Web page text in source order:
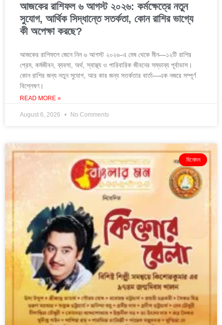
আজকের রাশিফল ৬ আগস্ট ২০২৬: কর্মক্ষেত্রে নতুন
সুযোগ, আর্থিক সিদ্ধান্তে সতর্কতা, কোন রাশির ভাগ্যে
কী অপেক্ষা করছে?
আজকের রাশিফলে জেনে নিন ৬ আগস্ট ২০২৬-এ মেষ থেকে মীন—১২টি রাশির
প্রেম, কর্মজীবন, ব্যবসা, অর্থ, স্বাস্থ্য ও পারিবারিক জীবনের সম্ভাব্য পূর্বাভাস।
কোন রাশির জন্য নতুন সুযোগ, আর কার জন্য সতর্কতার বার্তা—এক নজরে সম্পূর্ণ
বিশ্লেষণ।
READ MORE »
August 6, 2026 No Comments
বিনোদন